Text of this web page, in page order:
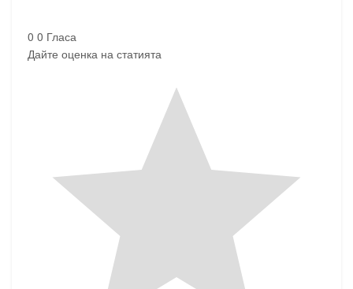
0 0 Гласа
Дайте оценка на статията